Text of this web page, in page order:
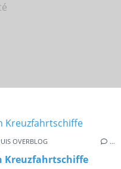
OVERBLOG …
Kreuzfahrtschiffe